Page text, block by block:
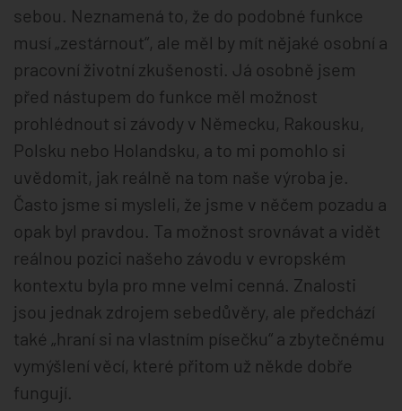
sebou. Neznamená to, že do podobné funkce
musí „zestárnout“, ale měl by mít nějaké osobní a
pracovní životní zkušenosti. Já osobně jsem
před nástupem do funkce měl možnost
prohlédnout si závody v Německu, Rakousku,
Polsku nebo Holandsku, a to mi pomohlo si
uvědomit, jak reálně na tom naše výroba je.
Často jsme si mysleli, že jsme v něčem pozadu a
opak byl pravdou. Ta možnost srovnávat a vidět
reálnou pozici našeho závodu v evropském
kontextu byla pro mne velmi cenná. Znalosti
jsou jednak zdrojem sebedůvěry, ale předchází
také „hraní si na vlastním písečku“ a zbytečnému
vymýšlení věcí, které přitom už někde dobře
fungují.